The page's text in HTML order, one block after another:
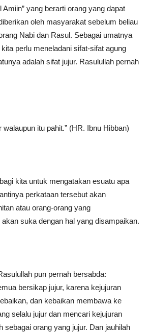
Amiin” yang berarti orang yang dapat
oleh masyarakat sebelum beliau
Nabi dan Rasul. Sebagai umatnya
perlu meneladani sifat-sifat agung
adalah sifat jujur. Rasulullah pernah
walaupun itu pahit.” (HR. Ibnu Hibban)
kita untuk mengatakan esuatu apa
perkataan tersebut akan
atau orang-orang yang
suka dengan hal yang disampaikan.
pun pernah bersabda:
bersikap jujur, karena kejujuran
dan kebaikan membawa ke
selalu jujur dan mencari kejujuran
sebagai orang yang jujur. Dan jauhilah